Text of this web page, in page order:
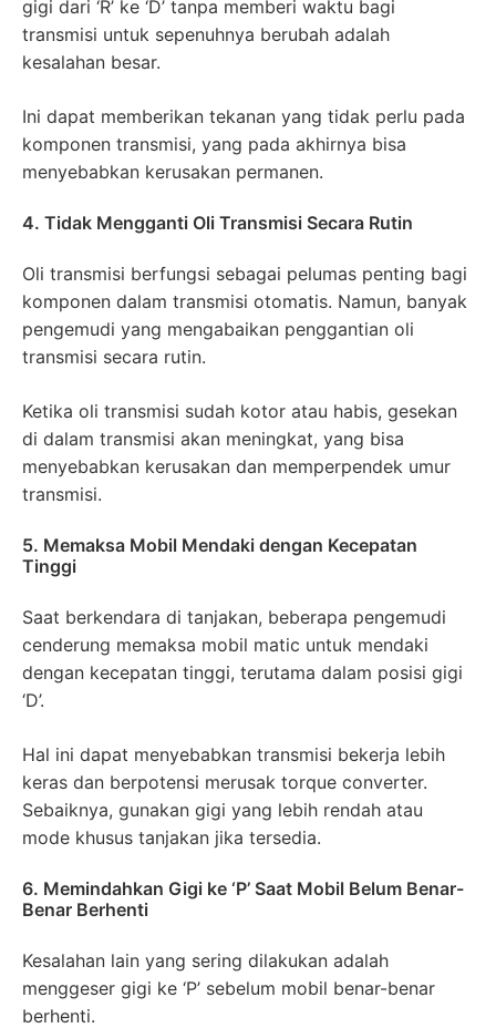
gigi dari ‘R’ ke ‘D’ tanpa memberi waktu bagi
transmisi untuk sepenuhnya berubah adalah
kesalahan besar.
Ini dapat memberikan tekanan yang tidak perlu pada
komponen transmisi, yang pada akhirnya bisa
menyebabkan kerusakan permanen.
4. Tidak Mengganti Oli Transmisi Secara Rutin
Oli transmisi berfungsi sebagai pelumas penting bagi
komponen dalam transmisi otomatis. Namun, banyak
pengemudi yang mengabaikan penggantian oli
transmisi secara rutin.
Ketika oli transmisi sudah kotor atau habis, gesekan
di dalam transmisi akan meningkat, yang bisa
menyebabkan kerusakan dan memperpendek umur
transmisi.
5. Memaksa Mobil Mendaki dengan Kecepatan
Tinggi
Saat berkendara di tanjakan, beberapa pengemudi
cenderung memaksa mobil matic untuk mendaki
dengan kecepatan tinggi, terutama dalam posisi gigi
‘D’.
Hal ini dapat menyebabkan transmisi bekerja lebih
keras dan berpotensi merusak torque converter.
Sebaiknya, gunakan gigi yang lebih rendah atau
mode khusus tanjakan jika tersedia.
6. Memindahkan Gigi ke ‘P’ Saat Mobil Belum Benar-
Benar Berhenti
Kesalahan lain yang sering dilakukan adalah
menggeser gigi ke ‘P’ sebelum mobil benar-benar
berhenti.